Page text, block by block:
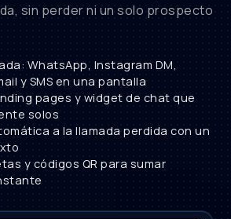
sin perder ni un solo prospecto
WhatsApp, Instagram DM,
y SMS en una pantalla
pages y widget de chat que
solos
a la llamada perdida con un
y códigos QR para sumar